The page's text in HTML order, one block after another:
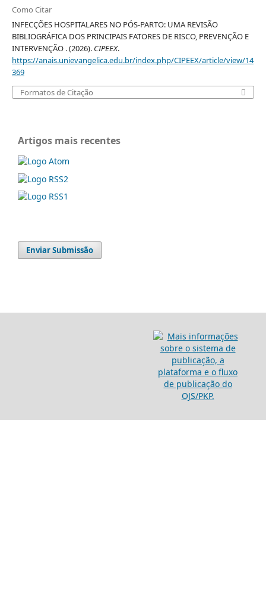
Como Citar
INFECÇÕES HOSPITALARES NO PÓS-PARTO: UMA REVISÃO
BIBLIOGRÁFICA DOS PRINCIPAIS FATORES DE RISCO, PREVENÇÃO E
INTERVENÇÃO . (2026). CIPEEX.
https://anais.unievangelica.edu.br/index.php/CIPEEX/article/view/14
369
Formatos de Citação
Artigos mais recentes
Enviar Submissão